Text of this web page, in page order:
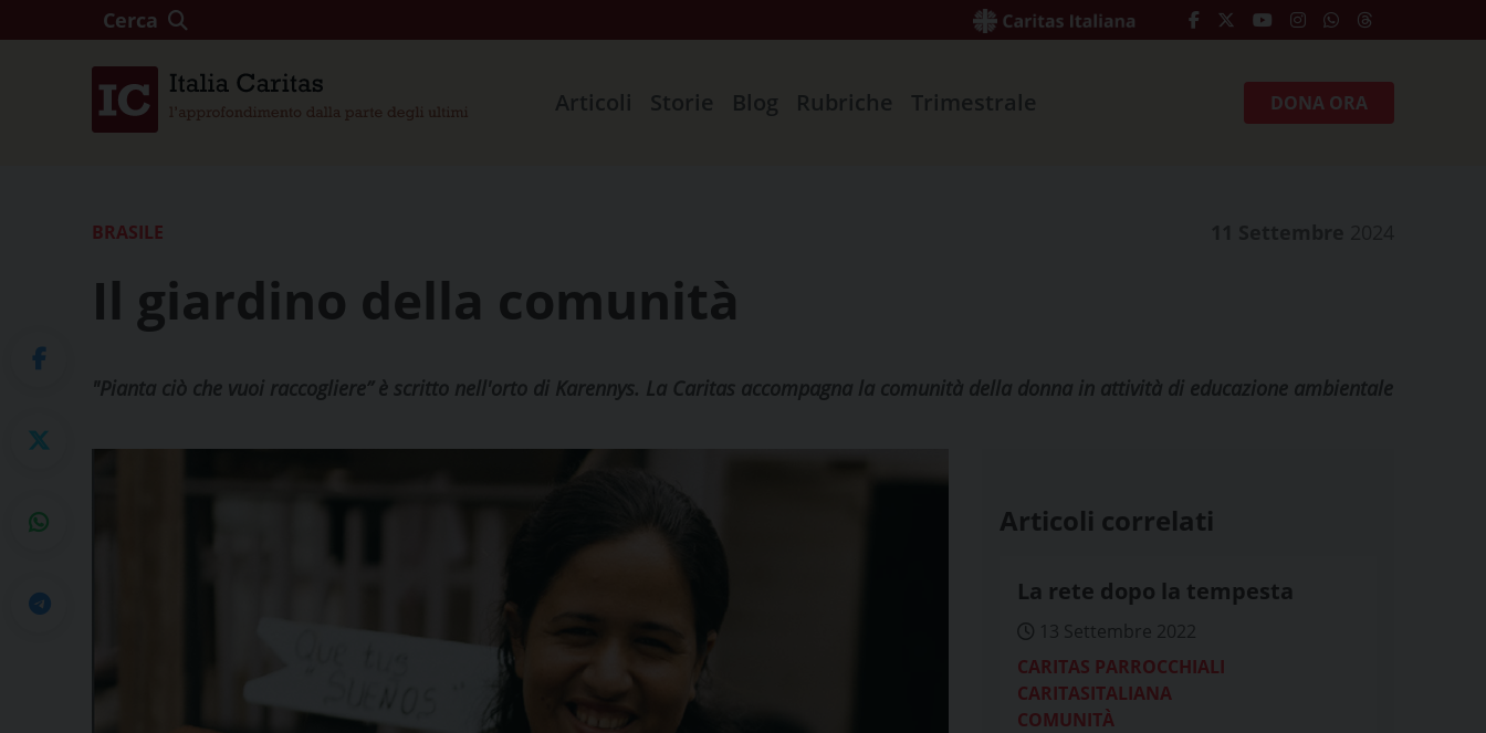
Cerca
Articoli Storie Blog Rubriche Trimestrale DONA ORA
BRASILE
Il giardino della comunità
"Pianta ciò che vuoi raccogliere” è scritto nell'orto di Karennys. La Caritas accompagna la comunità della donna in attività di educazione ambientale
Articoli correlati
La rete dopo la tempesta
13 Settembre 2022
CARITAS PARROCCHIALI
CARITASITALIANA
COMUNITÀ